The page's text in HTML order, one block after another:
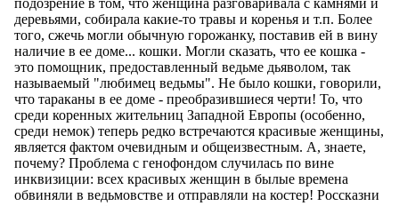
подозрение в том, что женщина разговаривала с камнями и
деревьями, собирала какие-то травы и коренья и т.п. Более
того, сжечь могли обычную горожанку, поставив ей в вину
наличие в ее доме... кошки. Могли сказать, что ее кошка -
это помощник, предоставленный ведьме дьяволом, так
называемый "любимец ведьмы". Не было кошки, говорили,
что тараканы в ее доме - преобразившиеся черти! То, что
среди коренных жительниц Западной Европы (особенно,
среди немок) теперь редко встречаются красивые женщины,
является фактом очевидным и общеизвестным. А, знаете,
почему? Проблема с генофондом случилась по вине
инквизиции: всех красивых женщин в былые времена
обвиняли в ведьмовстве и отправляли на костер! Россказни